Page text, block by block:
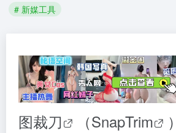
# 新媒工具
图裁刀 （SnapTrim